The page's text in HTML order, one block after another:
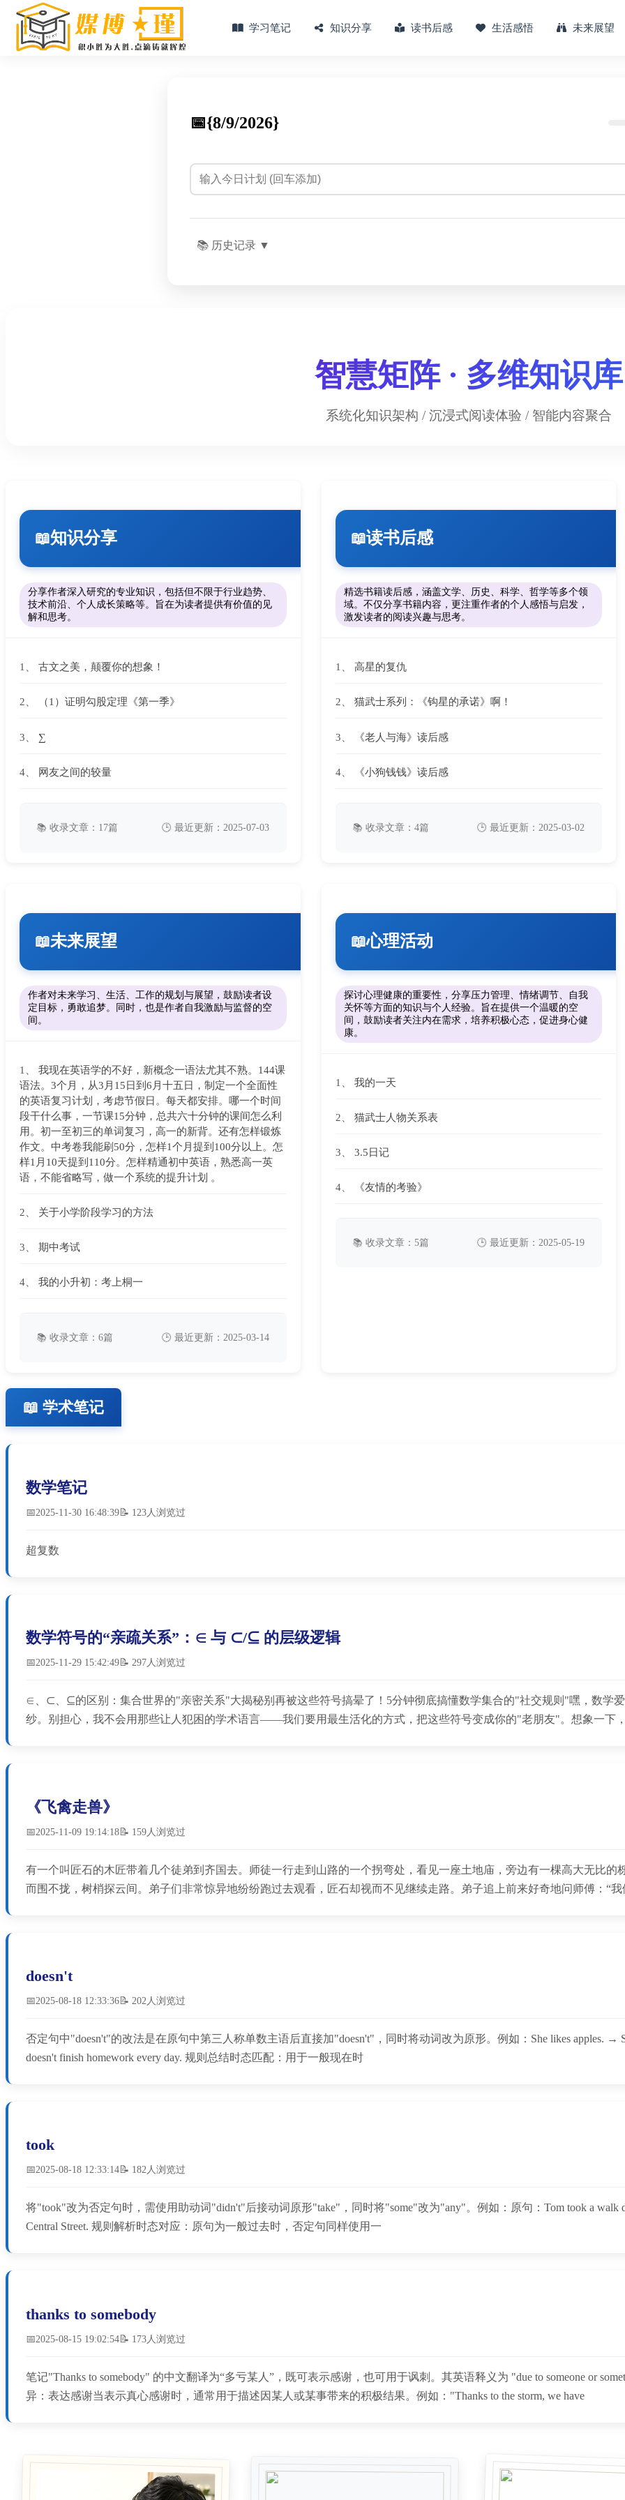
学习笔记 知识分享 读书后感 生活感悟 未来展望
📅{8/9/2026}
📚 历史记录 ▼
智慧矩阵 · 多维知识库
系统化知识架构 / 沉浸式阅读体验 / 智能内容聚合
📖知识分享
分享作者深入研究的专业知识，包括但不限于行业趋势、
技术前沿、个人成长策略等。旨在为读者提供有价值的见
解和思考。
1、 古文之美，颠覆你的想象！
2、 （1）证明勾股定理《第一季》
3、 ∑
4、 网友之间的较量
📚 收录文章：17篇 🕒 最近更新：2025-07-03
📖读书后感
精选书籍读后感，涵盖文学、历史、科学、哲学等多个领
域。不仅分享书籍内容，更注重作者的个人感悟与启发，
激发读者的阅读兴趣与思考。
1、 高星的复仇
2、 猫武士系列：《钩星的承诺》啊！
3、 《老人与海》读后感
4、 《小狗钱钱》读后感
📚 收录文章：4篇 🕒 最近更新：2025-03-02
📖未来展望
作者对未来学习、生活、工作的规划与展望，鼓励读者设
定目标，勇敢追梦。同时，也是作者自我激励与监督的空
间。
1、 我现在英语学的不好，新概念一语法尤其不熟。144课
语法。3个月，从3月15日到6月十五日，制定一个全面性
的英语复习计划，考虑节假日。每天都安排。哪一个时间
段干什么事，一节课15分钟，总共六十分钟的课间怎么利
用。初一至初三的单词复习，高一的新背。还有怎样锻炼
作文。中考卷我能刷50分，怎样1个月提到100分以上。怎
样1月10天提到110分。怎样精通初中英语，熟悉高一英
语，不能省略写，做一个系统的提升计划 。
2、 关于小学阶段学习的方法
3、 期中考试
4、 我的小升初：考上桐一
📚 收录文章：6篇 🕒 最近更新：2025-03-14
📖心理活动
探讨心理健康的重要性，分享压力管理、情绪调节、自我
关怀等方面的知识与个人经验。旨在提供一个温暖的空
间，鼓励读者关注内在需求，培养积极心态，促进身心健
康。
1、 我的一天
2、 猫武士人物关系表
3、 3.5日记
4、 《友情的考验》
📚 收录文章：5篇 🕒 最近更新：2025-05-19
📖 学术笔记
数学笔记
📅2025-11-30 16:48:39📝 123人浏览过
超复数
数学符号的“亲疏关系”：∈ 与 ⊂/⊆ 的层级逻辑
📅2025-11-29 15:42:49📝 297人浏览过
∈、⊂、⊆的区别：集合世界的"亲密关系"大揭秘别再被这些符号搞晕了！5分钟彻底搞懂数学集合的"社交规则"嘿，数学
纱。别担心，我不会用那些让人犯困的学术语言——我们要用最生活化的方式，把这些符号变成你的"老朋友"。想象一下
《飞禽走兽》
📅2025-11-09 19:14:18📝 159人浏览过
有一个叫匠石的木匠带着几个徒弟到齐国去。师徒一行走到山路的一个拐弯处，看见一座土地庙，旁边有一棵高大无比
而围不拢，树梢探云间。弟子们非常惊异地纷纷跑过去观看，匠石却视而不见继续走路。弟子追上前来好奇地问师傅：“
doesn't
📅2025-08-18 12:33:36📝 202人浏览过
否定句中"doesn't"的改法是在原句中第三人称单数主语后直接加"doesn't"，同时将动词改为原形。例如：She‌ likes apples. →
doesn't finish homework every day. ‌规则总结‌时态匹配‌：用于一般现在时
took
📅2025-08-18 12:33:14📝 182人浏览过
将"took"改为否定句时，需使用助动词"didn't"后接动词原形"take"，同时将"some"改为"any"。例如：原句：Tom took a walk
Central Street. ‌规则解析‌时态对应‌：原句为一般过去时，否定句同样使用一
thanks to somebody
📅2025-08-15 19:02:54📝 173人浏览过
笔记"Thanks to somebody" 的中文翻译为“多亏某人”，既可表示感谢，也可用于讽刺。其英语释义为 "due to someone or
异：表达感谢当表示真心感谢时，通常用于描述因某人或某事带来的积极结果。例如："Thanks to the storm, we have